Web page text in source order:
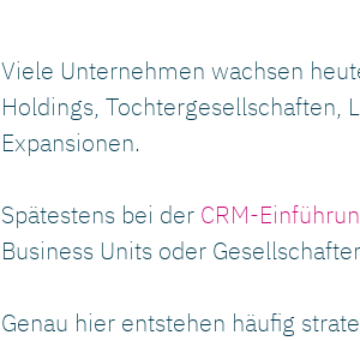
Viele Unternehmen wachsen
Holdings, Tochtergesellschaften,
Expansionen.
Spätestens bei der CRM-
Business Units oder
Genau hier entstehen häufig